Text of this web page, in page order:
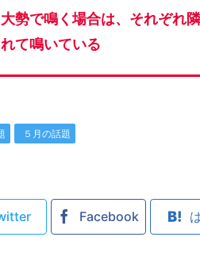
大勢で鳴く場合は、それぞれ
れて鳴いている
５月の話題
Facebook